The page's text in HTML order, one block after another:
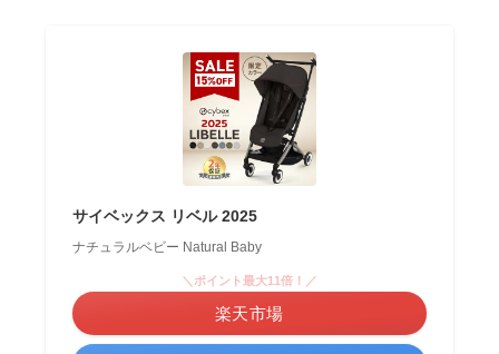
サイベックス リベル 2025
ナチュラルベビー Natural Baby
＼ポイント最大11倍！／
楽天市場